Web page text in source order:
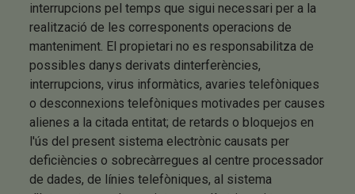
interrupcions pel temps que sigui necessari per a la
realització de les corresponents operacions de
manteniment. El propietari no es responsabilitza de
possibles danys derivats dinterferències,
interrupcions, virus informàtics, avaries telefòniques
o desconnexions telefòniques motivades per causes
alienes a la citada entitat; de retards o bloquejos en
l'ús del present sistema electrònic causats per
deficiències o sobrecàrregues al centre processador
de dades, de línies telefòniques, al sistema